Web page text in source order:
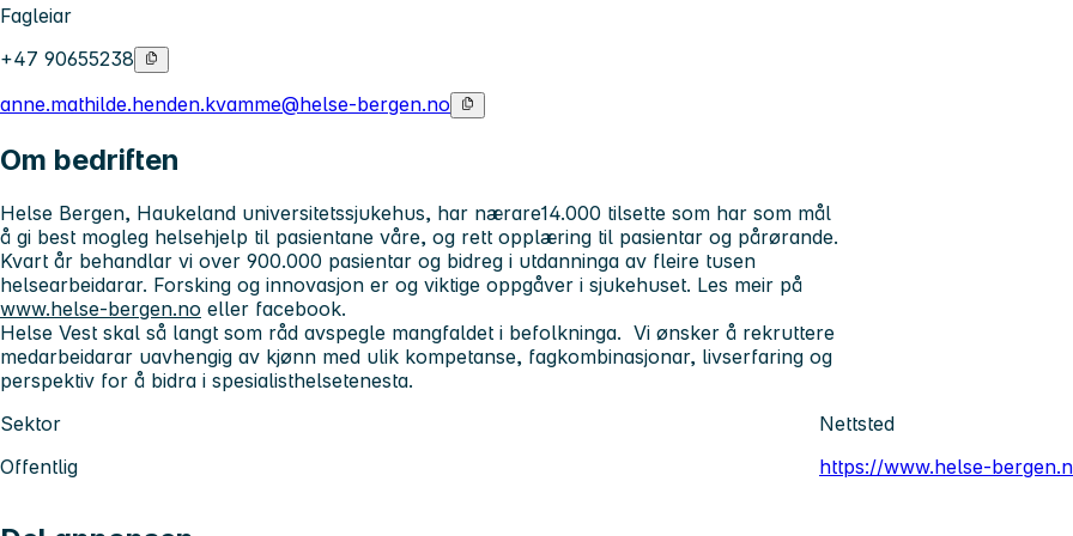
Fagleiar
+47 90655238
anne.mathilde.henden.kvamme@helse-bergen.no
Om bedriften
Helse Bergen, Haukeland universitetssjukehus, har nærare14.000 tilsette som har som mål
å gi best mogleg helsehjelp til pasientane våre, og rett opplæring til pasientar og pårørande.
Kvart år behandlar vi over 900.000 pasientar og bidreg i utdanninga av fleire tusen
helsearbeidarar. Forsking og innovasjon er og viktige oppgåver i sjukehuset. Les meir på
www.helse-bergen.no eller facebook.
Helse Vest skal så langt som råd avspegle mangfaldet i befolkninga. Vi ønsker å rekruttere
medarbeidarar uavhengig av kjønn med ulik kompetanse, fagkombinasjonar, livserfaring og
perspektiv for å bidra i spesialisthelsetenesta.
Sektor
Offentlig
Nettsted
https://www.helse-